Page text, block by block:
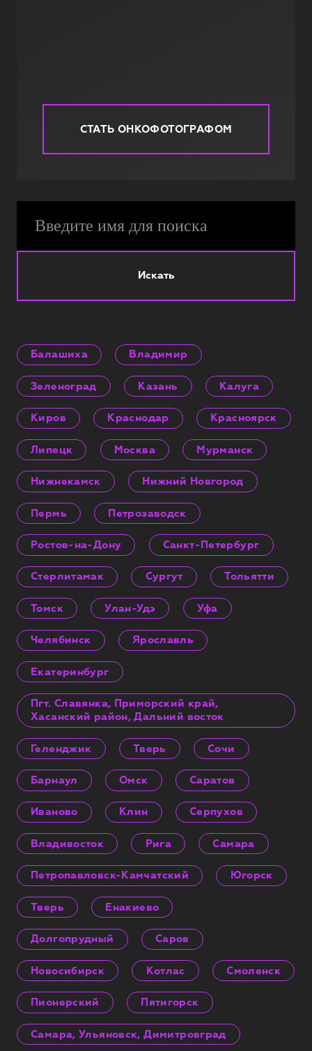
СТАТЬ ОНКОФОТОГРАФОМ
Искать
Балашиха Владимир
Зеленоград Казань Калуга
Киров Краснодар Красноярск
Липецк Москва Мурманск
Нижнекамск Нижний Новгород
Пермь Петрозаводск
Ростов-на-Дону Санкт-Петербург
Стерлитамак Сургут Тольятти
Томск Улан-Удэ Уфа
Челябинск Ярославль
Екатеринбург
Пгт. Славянка, Приморский край,
Хасанский район, Дальний восток
Геленджик Тверь Сочи
Барнаул Омск Саратов
Иваново Клин Серпухов
Владивосток Рига Самара
Петропавловск-Камчатский Югорск
Тверь Енакиево
Долгопрудный Саров
Новосибирск Котлас Смоленск
Пионерский Пятигорск
Самара, Ульяновск, Димитровград